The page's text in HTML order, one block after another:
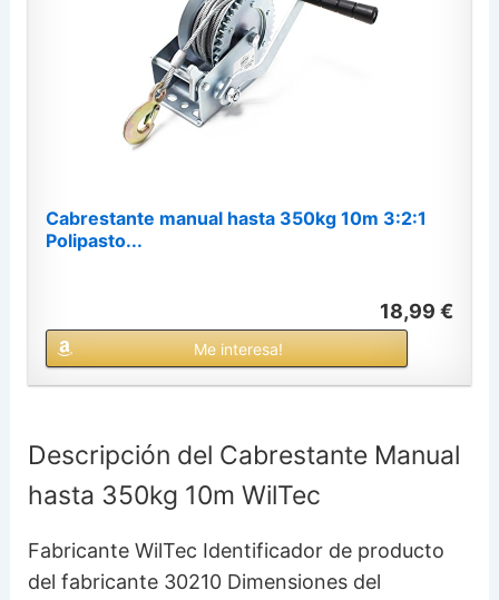
Cabrestante manual hasta 350kg 10m 3:2:1
Polipasto...
18,99 €
Me interesa!
Descripción del Cabrestante Manual
hasta 350kg 10m WilTec
Fabricante WilTec Identificador de producto
del fabricante 30210 Dimensiones del